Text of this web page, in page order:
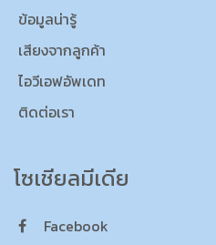
ข้อมูลน่ารู้
เสียงจากลูกค้า
ไอวีเอฟอัพเดท
ติดต่อเรา
โซเชียลมีเดีย
Facebook